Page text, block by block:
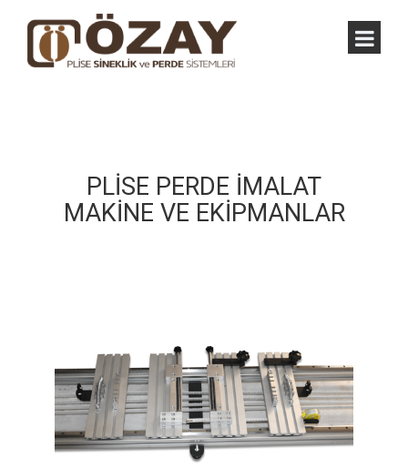
PLİSE PERDE İMALAT
MAKİNE VE EKİPMANLAR